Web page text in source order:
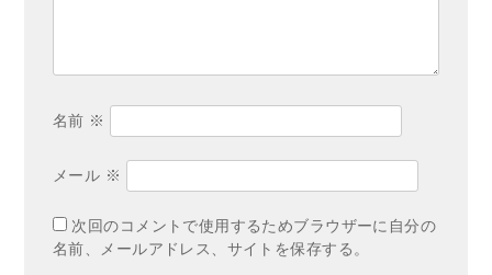
名前 ※
メール ※
次回のコメントで使用するためブラウザーに自分の
名前、メールアドレス、サイトを保存する。